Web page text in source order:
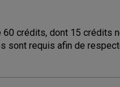
crédits, dont 15 crédits
sont requis afin de